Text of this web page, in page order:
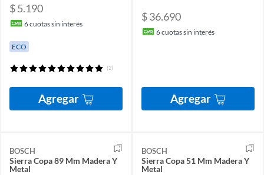
$ 5.190
6cuotas sin interés
ECO
(2)
Agregar
$ 36.690
6cuotas sin interés
Agregar
BOSCH
Sierra Copa 89 Mm Madera Y
Metal
BOSCH
Sierra Copa 51 Mm Madera Y
Metal